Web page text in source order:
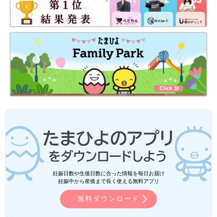
妊娠日数や生後日数に合った情報を毎日お届け
妊娠中から産後まで長く使える無料アプリ
無料ダウンロード